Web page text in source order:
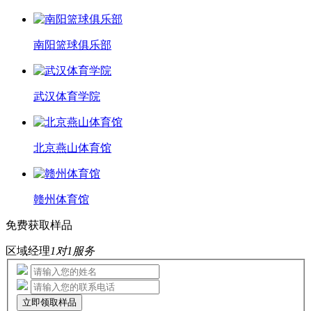
南阳篮球俱乐部
武汉体育学院
北京燕山体育馆
赣州体育馆
免费获取样品
区域经理1对1服务